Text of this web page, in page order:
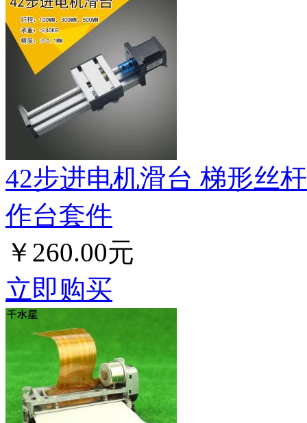
42步进电机滑台 梯形丝
作台套件
￥260.00元
立即购买